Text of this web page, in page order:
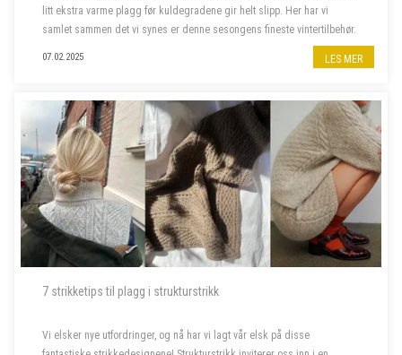
litt ekstra varme plagg før kuldegradene gir helt slipp. Her har vi
samlet sammen det vi synes er denne sesongens fineste vintertilbehør.
07.02.2025 LES MER
7 strikketips til plagg i strukturstrikk
Vi elsker nye utfordringer, og nå har vi lagt vår elsk på disse